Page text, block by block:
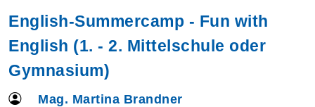
English-Summercamp - Fun with
English (1. - 2. Mittelschule oder
Gymnasium)
Mag. Martina Brandner